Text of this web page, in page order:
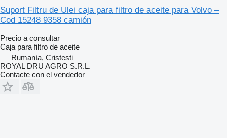
Suport Filtru de Ulei caja para filtro de aceite para Volvo –
Cod 15248 9358 camión
Precio a consultar
Caja para filtro de aceite
Rumanía, Cristesti
ROYAL DRU AGRO S.R.L.
Contacte con el vendedor